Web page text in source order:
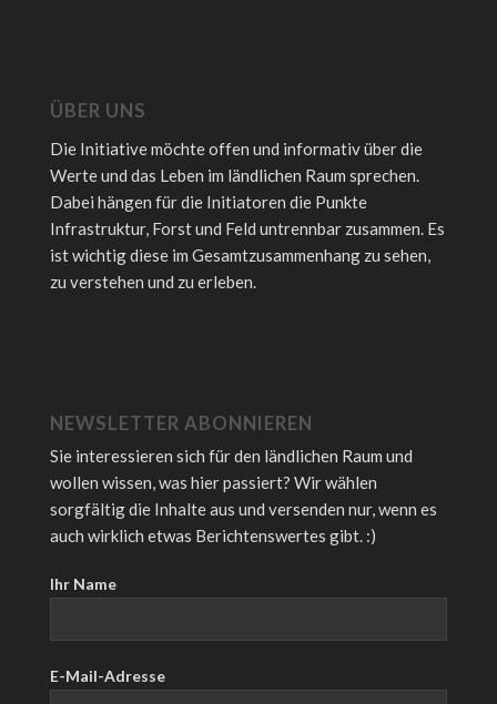
ÜBER UNS
Die Initiative möchte offen und informativ über die
Werte und das Leben im ländlichen Raum sprechen.
Dabei hängen für die Initiatoren die Punkte
Infrastruktur, Forst und Feld untrennbar zusammen. Es
ist wichtig diese im Gesamtzusammenhang zu sehen,
zu verstehen und zu erleben.
NEWSLETTER ABONNIEREN
Sie interessieren sich für den ländlichen Raum und
wollen wissen, was hier passiert? Wir wählen
sorgfältig die Inhalte aus und versenden nur, wenn es
auch wirklich etwas Berichtenswertes gibt. :)
Ihr Name
E-Mail-Adresse